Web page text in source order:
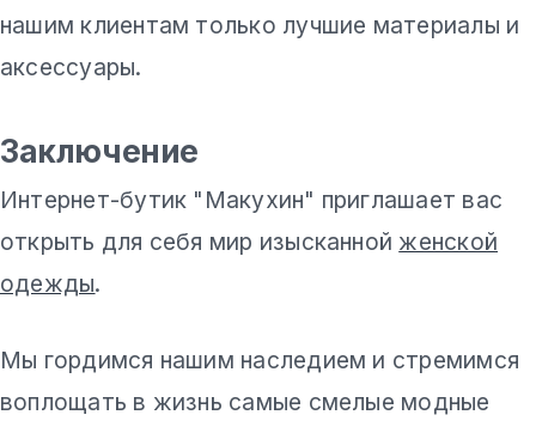
нашим клиентам только лучшие материалы и
аксессуары.
Заключение
Интернет-бутик "Макухин" приглашает вас
открыть для себя мир изысканной женской
одежды.
Мы гордимся нашим наследием и стремимся
воплощать в жизнь самые смелые модные